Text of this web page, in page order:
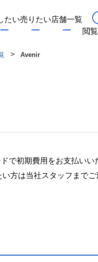
たい売りたい店舗一覧
閲
> Avenir
で初期費用をお支払い
方は当社スタッフまで